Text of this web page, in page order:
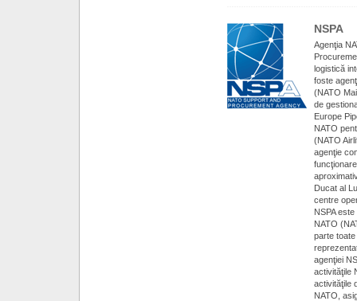
NSPA
Agenţia
logistică
foste
(NATO
de
Europe
NATO
(NATO
agenţie
Ducat al
centre
NSPA
NATO
parte
agenţiei
activităţile
activităţile
NATO,